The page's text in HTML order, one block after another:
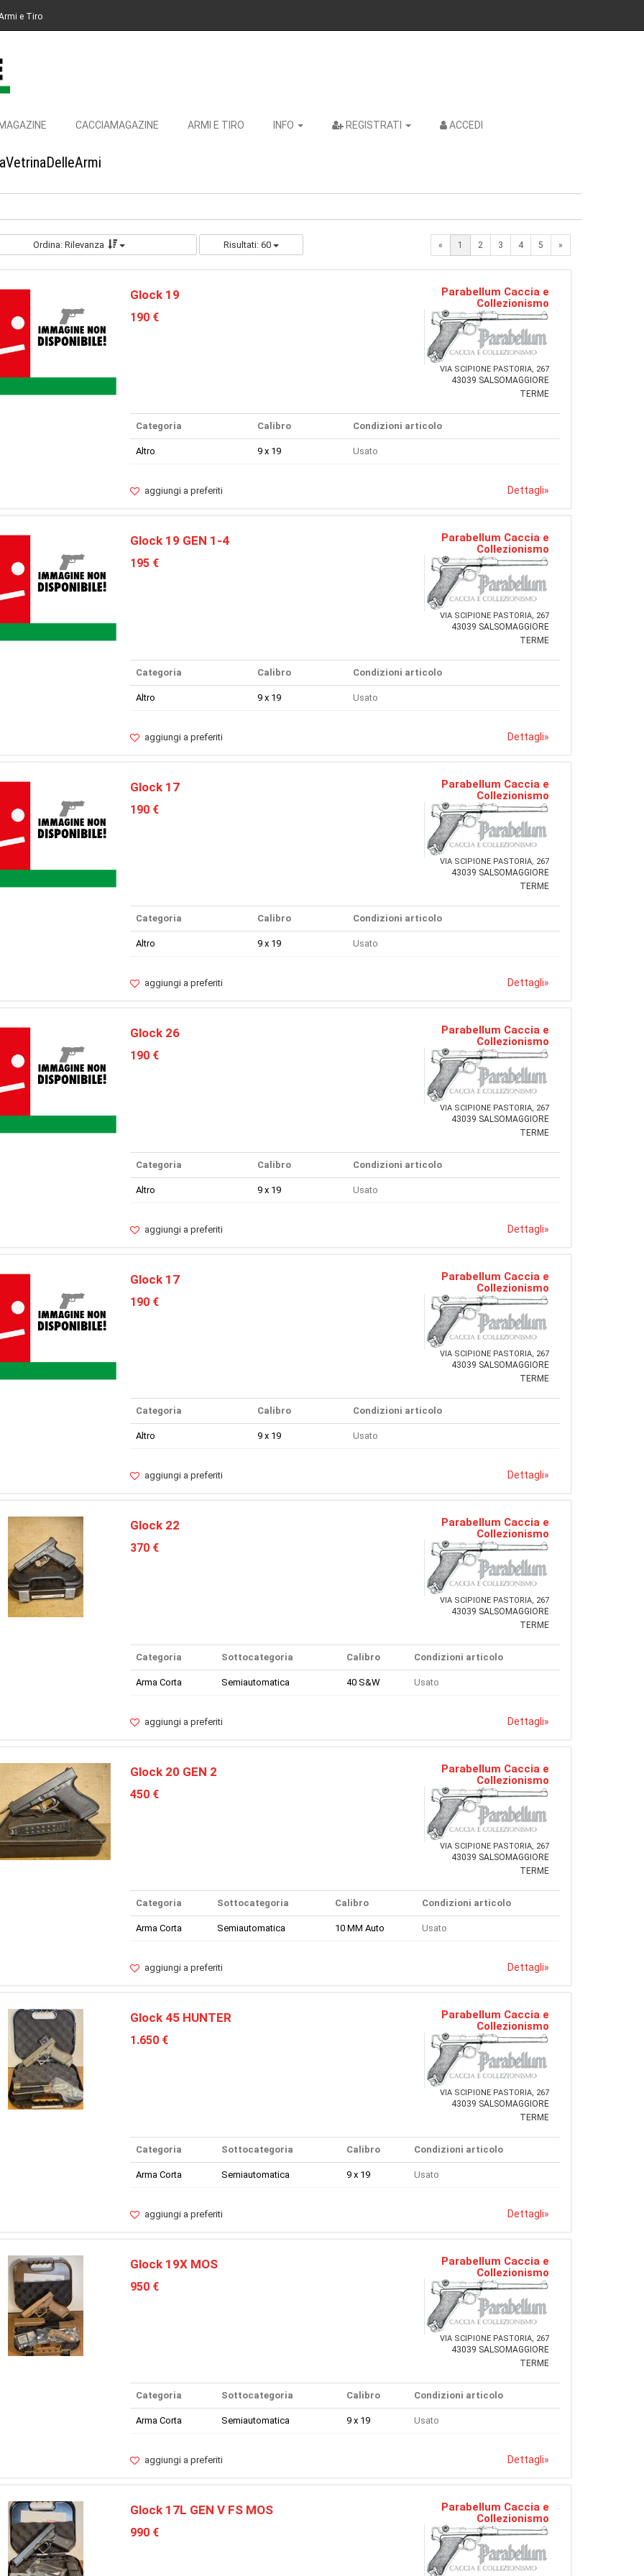
e Tiro
CACCIAMAGAZINE ARMI E TIRO INFO REGISTRATI ACCEDI
Ordina: Rilevanza Risultati: 60 « 1 2 3 4 5 »
Glock 19
190 €
Parabellum Caccia e
Collezionismo
VIA SCIPIONE PASTORIA, 267
43039 SALSOMAGGIORE
TERME
Categoria Calibro Condizioni articolo
Altro 9 x 19 Usato
aggiungi a preferiti Dettagli»
Glock 19 GEN 1-4
195 €
Parabellum Caccia e
Collezionismo
VIA SCIPIONE PASTORIA, 267
43039 SALSOMAGGIORE
TERME
Categoria Calibro Condizioni articolo
Altro 9 x 19 Usato
aggiungi a preferiti Dettagli»
Glock 17
190 €
Parabellum Caccia e
Collezionismo
VIA SCIPIONE PASTORIA, 267
43039 SALSOMAGGIORE
TERME
Categoria Calibro Condizioni articolo
Altro 9 x 19 Usato
aggiungi a preferiti Dettagli»
Glock 26
190 €
Parabellum Caccia e
Collezionismo
VIA SCIPIONE PASTORIA, 267
43039 SALSOMAGGIORE
TERME
Categoria Calibro Condizioni articolo
Altro 9 x 19 Usato
aggiungi a preferiti Dettagli»
Glock 17
190 €
Parabellum Caccia e
Collezionismo
VIA SCIPIONE PASTORIA, 267
43039 SALSOMAGGIORE
TERME
Categoria Calibro Condizioni articolo
Altro 9 x 19 Usato
aggiungi a preferiti Dettagli»
Glock 22
370 €
Parabellum Caccia e
Collezionismo
VIA SCIPIONE PASTORIA, 267
43039 SALSOMAGGIORE
TERME
Categoria Sottocategoria Calibro Condizioni articolo
Arma Corta Semiautomatica 40 S&W Usato
aggiungi a preferiti Dettagli»
Glock 20 GEN 2
450 €
Parabellum Caccia e
Collezionismo
VIA SCIPIONE PASTORIA, 267
43039 SALSOMAGGIORE
TERME
Categoria Sottocategoria Calibro Condizioni articolo
Arma Corta Semiautomatica 10 MM Auto Usato
aggiungi a preferiti Dettagli»
Glock 45 HUNTER
1.650 €
Parabellum Caccia e
Collezionismo
VIA SCIPIONE PASTORIA, 267
43039 SALSOMAGGIORE
TERME
Categoria Sottocategoria Calibro Condizioni articolo
Arma Corta Semiautomatica 9 x 19 Usato
aggiungi a preferiti Dettagli»
Glock 19X MOS
950 €
Parabellum Caccia e
Collezionismo
VIA SCIPIONE PASTORIA, 267
43039 SALSOMAGGIORE
TERME
Categoria Sottocategoria Calibro Condizioni articolo
Arma Corta Semiautomatica 9 x 19 Usato
aggiungi a preferiti Dettagli»
Glock 17L GEN V FS MOS
990 €
Parabellum Caccia e
Collezionismo